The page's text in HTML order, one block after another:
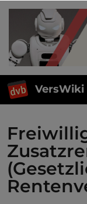
VersWiki